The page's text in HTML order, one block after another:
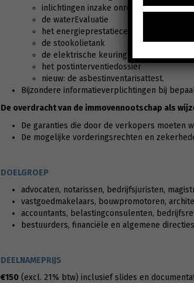
inlichtingen inzake onroerend erfgoed
de waterEvaluatie
het energieprestatiecertificaat
de stookolietank
de elektrische keuring
het postinterventiedossier
nieuw: de asbestinventarisattest.
Bijzondere informatieverplichtingen bij
De overdracht van de immovennootschap als
De garanties die door de verkopers moeten
De mogelijke vorderingsrechten en
DOELGROEP
advocaten, notarissen, bedrijfsjuristen,
vastgoedmakelaars, bouwpromotoren,
accountants, belastingconsulenten,
bestuurders, financiële en algemene
DEELNAMEPRIJS
€150(excl. 21% btw) inclusief slides en